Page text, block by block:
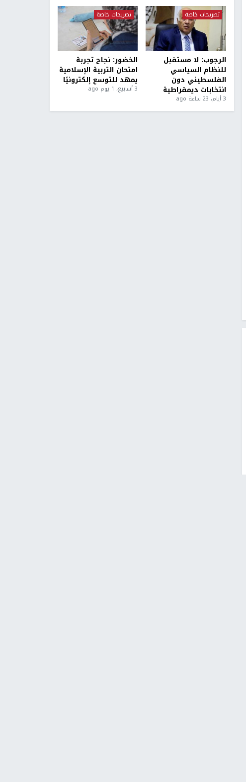
تصريحات خاصة
الرجوب: لا مستقبل
للنظام السياسي
الفلسطيني دون
انتخابات ديمقراطية
3 أيام، 23 ساعة ago
تصريحات خاصة
الخضور: نجاح تجربة
امتحان التربية الإسلامية
يمهد للتوسع إلكترونيًا
3 أسابيع، 1 يوم ago